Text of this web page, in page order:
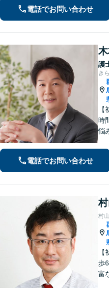
件
応
電話でお問い合わせ
護
き
時
悩
最
相
電話でお問い合わせ
村
歩
富